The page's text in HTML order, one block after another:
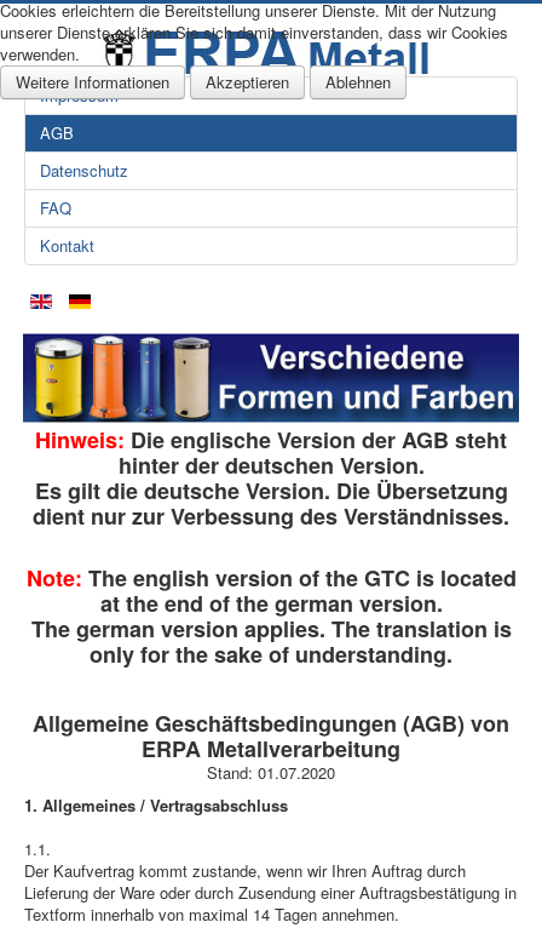
Impressum
AGB
Datenschutz
FAQ
Kontakt
Hinweis: Die englische Version der AGB steht
hinter der deutschen Version.
Es gilt die deutsche Version. Die Übersetzung
dient nur zur Verbessung des Verständnisses.
Note: The english version of the GTC is located
at the end of the german version.
The german version applies. The translation is
only for the sake of understanding.
Allgemeine Geschäftsbedingungen (AGB) von
ERPA Metallverarbeitung
Stand: 01.07.2020
1. Allgemeines / Vertragsabschluss
1.1.
Der Kaufvertrag kommt zustande, wenn wir Ihren Auftrag durch
Lieferung der Ware oder durch Zusendung einer Auftragsbestätigung in
Textform innerhalb von maximal 14 Tagen annehmen.
Cookies erleichtern die Bereitstellung unserer Dienste. Mit der Nutzung
unserer Dienste erklären Sie sich damit einverstanden, dass wir Cookies
verwenden.
Weitere Informationen
Akzeptieren Ablehnen